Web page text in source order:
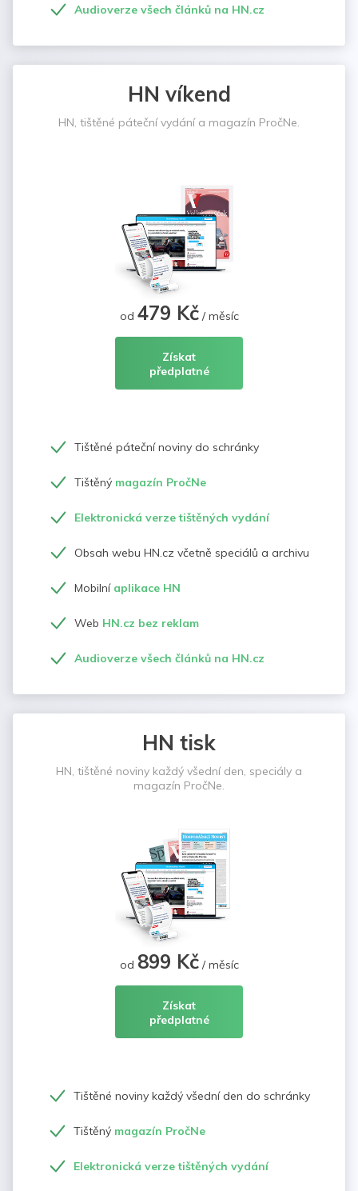
Audioverze všech článků na HN.cz
HN víkend
HN, tištěné páteční vydání a magazín PročNe.
od 479 Kč/ měsíc
Získat
předplatné
Tištěné páteční noviny do schránky
Tištěný magazín PročNe
Elektronická verze tištěných vydání
Obsah webu HN.cz včetně speciálů a archivu
Mobilní aplikace HN
Web HN.cz bez reklam
Audioverze všech článků na HN.cz
HN tisk
HN, tištěné noviny každý všední den, speciály a
magazín PročNe.
od 899 Kč/ měsíc
Získat
předplatné
Tištěné noviny každý všední den do schránky
Tištěný magazín PročNe
Elektronická verze tištěných vydání